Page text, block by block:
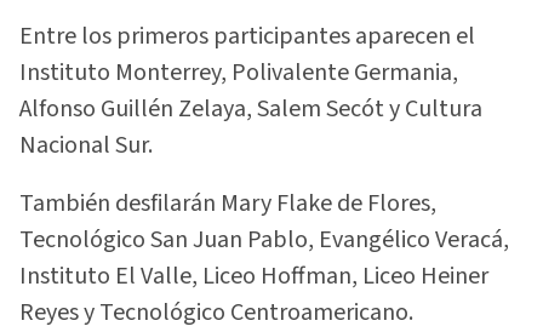
Entre los primeros participantes aparecen el
Instituto Monterrey, Polivalente Germania,
Alfonso Guillén Zelaya, Salem Secót y Cultura
Nacional Sur.
También desfilarán Mary Flake de Flores,
Tecnológico San Juan Pablo, Evangélico Veracá,
Instituto El Valle, Liceo Hoffman, Liceo Heiner
Reyes y Tecnológico Centroamericano.